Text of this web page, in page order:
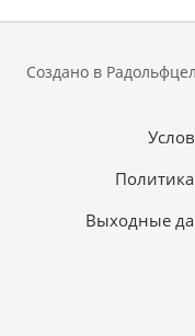
Создано в
Выходные